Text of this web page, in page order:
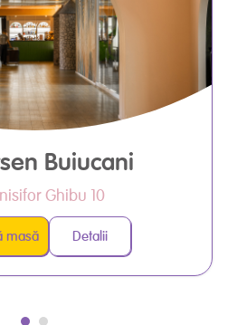
Buiucani
Ghibu 10
masă Detalii